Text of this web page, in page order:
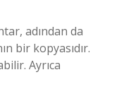
adından da
bir kopyasıdır.
Ayrıca